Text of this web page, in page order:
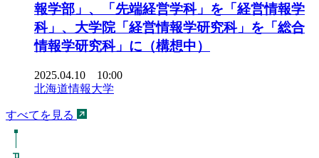
報学部」、「先端経営学科」を「経営情報学
科」、大学院「経営情報学研究科」を「総合
情報学研究科」に（構想中）
2025.04.10 10:00
北海道情報大学
すべてを見る